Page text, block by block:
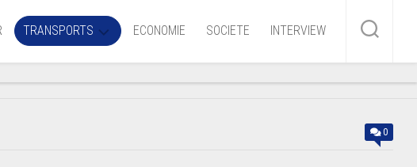
TRANSPORTS
Aérien
ECONOMIE SOCIETE INTERVIEW
0